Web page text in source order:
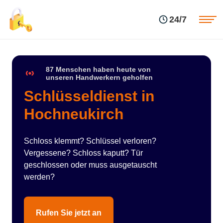
24/7
87 Menschen haben heute von
unseren Handwerkern geholfen
Schlüsseldienst in
Hochneukirch
Schloss klemmt? Schlüssel verloren?
Vergessene? Schloss kaputt? Tür
geschlossen oder muss ausgetauscht
werden?
Rufen Sie jetzt an